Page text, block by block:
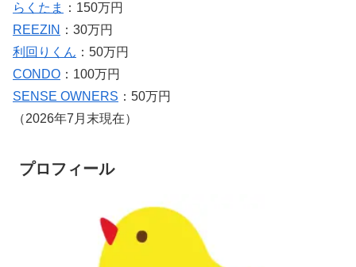
らくたま
：150万円
REEZIN ：30万円
利回りくん ：50万円
CONDO ：100万円
SENSE OWNERS ：50万円
（2026年7月末現在）
プロフィール